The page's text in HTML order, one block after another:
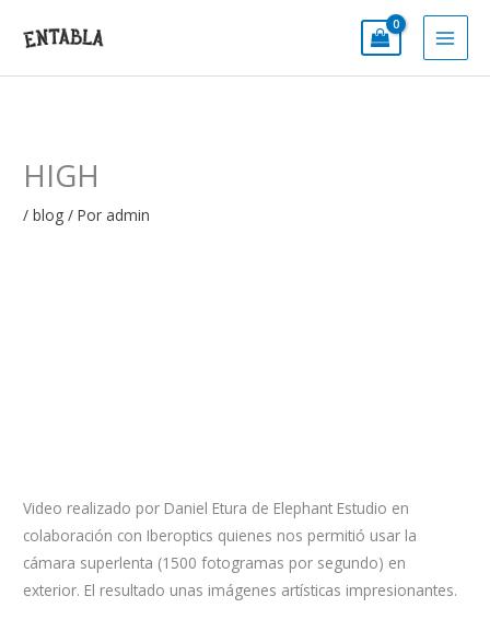
HIGH
/blog / Por admin
Video realizado por Daniel Etura de Elephant Estudio en
colaboración con Iberoptics quienes nos permitió usar la
cámara superlenta (1500 fotogramas por segundo) en
exterior. El resultado unas imágenes artísticas impresionantes.